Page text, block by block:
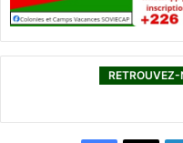
RETROUVEZ-